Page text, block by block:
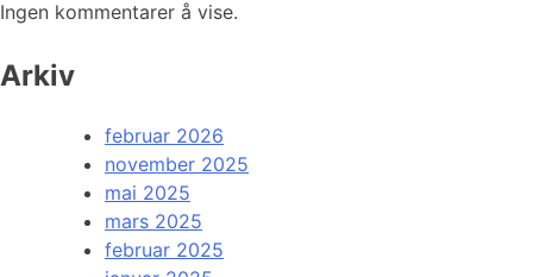
Ingen kommentarer å vise.
Arkiv
februar 2026
november 2025
mai 2025
mars 2025
februar 2025